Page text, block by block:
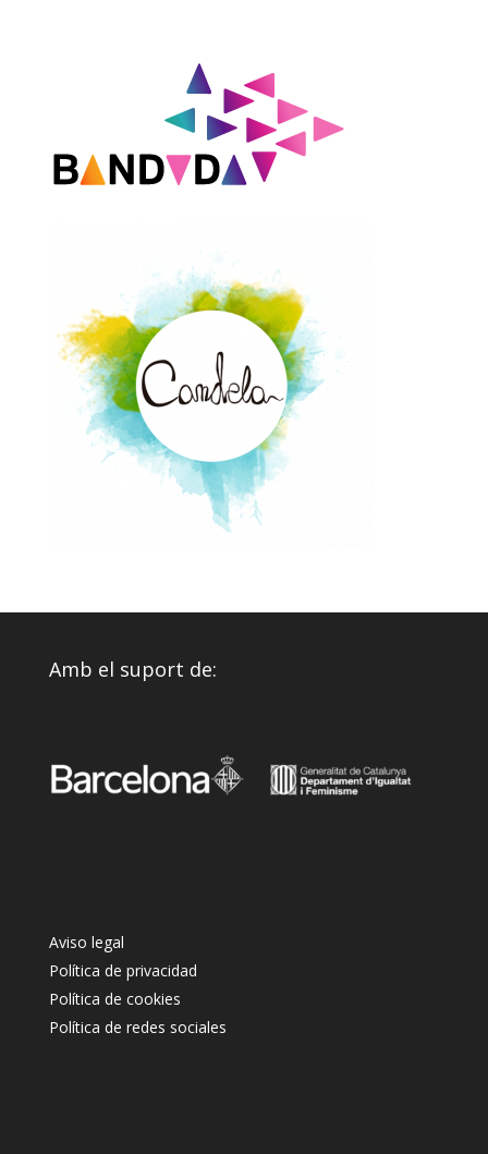
Amb el suport de:
Aviso legal
Política de privacidad
Política de cookies
Política de redes sociales